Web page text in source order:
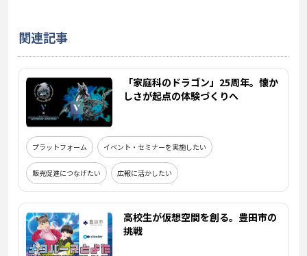
関連記事
「家庭科のドラゴン」25周年。懐か
しさが起点の体験づくりへ
プラットフォーム イベント・セミナーを実施したい
販売促進につなげたい 広報に活かしたい
高校生が仮想空間を創る。豊田市の
挑戦